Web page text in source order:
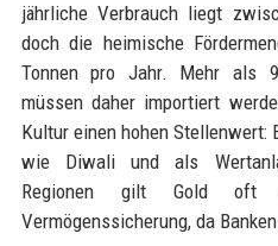
jährliche Verbrauch liegt
doch die heimische
Tonnen pro Jahr. Mehr als
müssen daher importiert
Kultur einen hohen Stellenwert:
wie Diwali und als
Regionen gilt Gold
Vermögenssicherung, da